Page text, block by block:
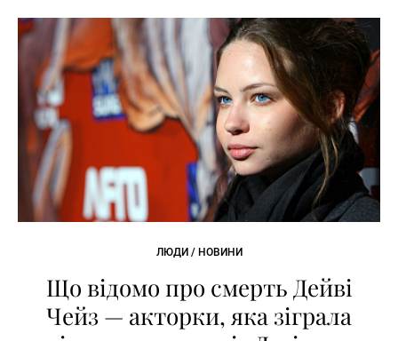
ЛЮДИ / НОВИНИ
Що відомо про смерть Дейві
Чейз — акторки, яка зіграла